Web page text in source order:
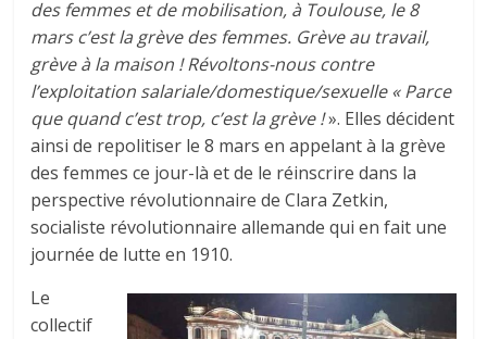
des femmes et de mobilisation, à Toulouse, le 8
mars c’est la grève des femmes. Grève au travail,
grève à la maison ! Révoltons-nous contre
l’exploitation salariale/domestique/sexuelle « Parce
que quand c’est trop, c’est la grève !». Elles décident
ainsi de repolitiser le 8 mars en appelant à la grève
des femmes ce jour-là et de le réinscrire dans la
perspective révolutionnaire de Clara Zetkin,
socialiste révolutionnaire allemande qui en fait une
journée de lutte en 1910.
Le
collectif